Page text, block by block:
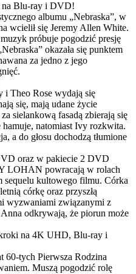
na Blu-ray i DVD!
albumu „Nebraska”, w
wcielił się Jeremy Allen White.
próbuje pogodzić presję
okazała się punktem
za jedno z jego
i Theo Rose wydają się
się, mają udane życie
sielankową fasadą zbierają się
natomiast Ivy rozkwita.
a do głosu dochodzą tłumione
oraz w pakiecie 2 DVD
LOHAN powracają w rolach
sequelu kultowego filmu. Córka
córkę oraz przyszłą
wyzwaniami związanymi z
odkrywają, że piorun może
na 4K UHD, Blu-ray i
60-tych Pierwsza Rodzina
Muszą pogodzić rolę